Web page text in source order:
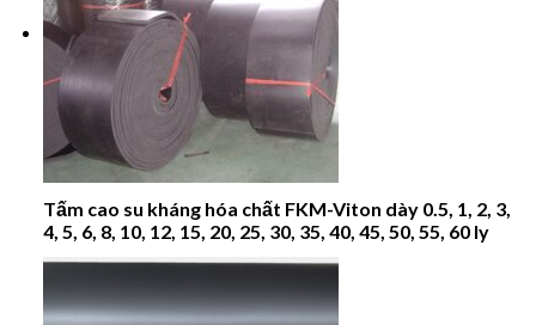
Tấm cao su kháng hóa chất FKM-Viton dày 0.5, 1, 2, 3,
4, 5, 6, 8, 10, 12, 15, 20, 25, 30, 35, 40, 45, 50, 55, 60 ly